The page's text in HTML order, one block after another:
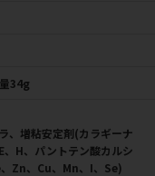
34g
、増粘安定剤(カラギーナ
H、パントテン酸カルシ
Zn、Cu、Mn、I、Se)